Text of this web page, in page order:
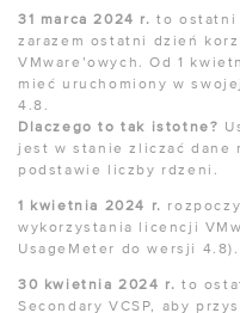
31 marca 2024 r. to ostatni
zarazem ostatni dzień
VMware’owych. Od 1
mieć uruchomiony w
4.8.
Dlaczego to tak istotne?
jest w stanie zliczać dane
podstawie liczby rdzeni.
1 kwietnia 2024 r.
wykorzystania licencji
UsageMeter do wersji 4.8).
30 kwietnia 2024 r. to
Secondary VCSP, aby